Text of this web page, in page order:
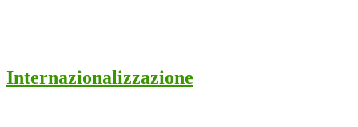
Internazionalizzazione